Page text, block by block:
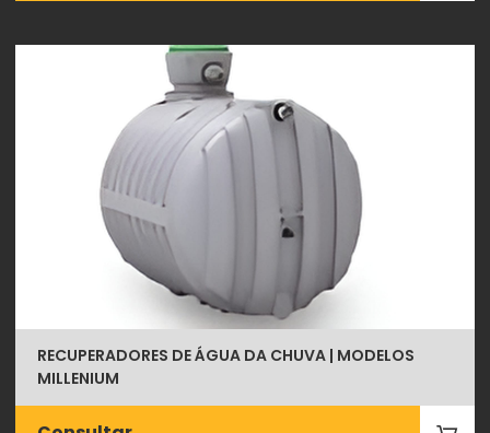
RECUPERADORES DE ÁGUA DA CHUVA | MODELOS
MILLENIUM